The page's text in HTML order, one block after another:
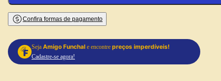
Confira formas de pagamento
Seja Amigo Funchal e encontre preços imperdíveis!
Cadastre-se agora!